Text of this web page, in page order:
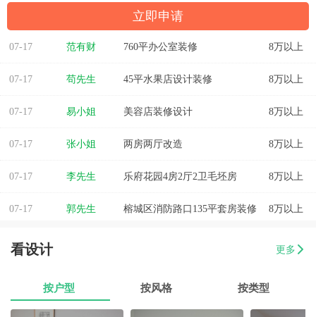
07-17 范有财 760平办公室装修 8万以上
07-17 苟先生 45平水果店设计装修 8万以上
07-17 易小姐 美容店装修设计 8万以上
07-17 张小姐 两房两厅改造 8万以上
07-17 李先生 乐府花园4房2厅2卫毛坯房 8万以上
07-17 郭先生 榕城区消防路口135平套房装修 8万以上
07-17 董先生
看设计 更多
按户型 按风格 按类型